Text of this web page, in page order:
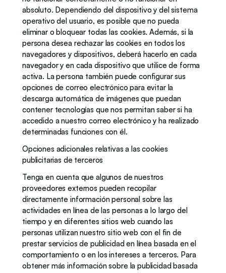
absoluto. Dependiendo del dispositivo y del sistema
operativo del usuario, es posible que no pueda
eliminar o bloquear todas las cookies. Además, si la
persona desea rechazar las cookies en todos los
navegadores y dispositivos, deberá hacerlo en cada
navegador y en cada dispositivo que utilice de forma
activa. La persona también puede configurar sus
opciones de correo electrónico para evitar la
descarga automática de imágenes que puedan
contener tecnologías que nos permitan saber si ha
accedido a nuestro correo electrónico y ha realizado
determinadas funciones con él.
Opciones adicionales relativas a las cookies
publicitarias de terceros
Tenga en cuenta que algunos de nuestros
proveedores externos pueden recopilar
directamente información personal sobre las
actividades en línea de las personas a lo largo del
tiempo y en diferentes sitios web cuando las
personas utilizan nuestro sitio web con el fin de
prestar servicios de publicidad en línea basada en el
comportamiento o en los intereses a terceros. Para
obtener más información sobre la publicidad basada